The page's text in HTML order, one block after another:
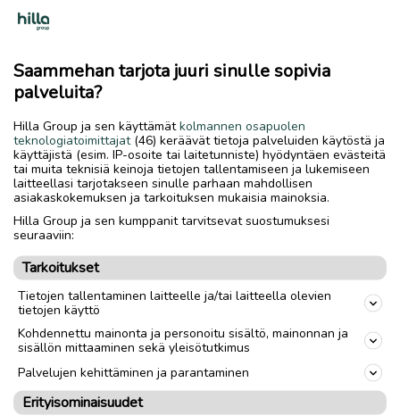
HYVINVOINTI
Ilmoita asiavirheestä
Lue myös
Saammehan tarjota juuri sinulle sopivia
palveluita?
Hilla Group ja sen käyttämätkolmannen osapuolen
teknologiatoimittajat(46) keräävät tietoja palveluiden käytöstä ja
käyttäjistä (esim. IP-osoite tai laitetunniste) hyödyntäen evästeitä
tai muita teknisiä keinoja tietojen tallentamiseen ja lukemiseen
laitteellasi tarjotakseen sinulle parhaan mahdollisen
asiakaskokemuksen ja tarkoituksen mukaisia mainoksia.
Hilla Group ja sen kumppanit tarvitsevat suostumuksesi
seuraaviin:
Tarkoitukset
Tietojen tallentaminen laitteelle ja/tai laitteella olevien
tietojen käyttö
Kohdennettu mainonta ja personoitu sisältö, mainonnan ja
sisällön mittaaminen sekä yleisötutkimus
Palvelujen kehittäminen ja parantaminen
Erityisominaisuudet